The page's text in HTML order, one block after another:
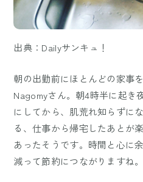
出典：Dailyサンキュ！
朝の出勤前にほとんどの家事
Nagomyさん。朝4時半に起き
にしてから、肌荒れ知らずに
る、仕事から帰宅したあとが
あったそうです。時間と心に
減って節約につながりますね。